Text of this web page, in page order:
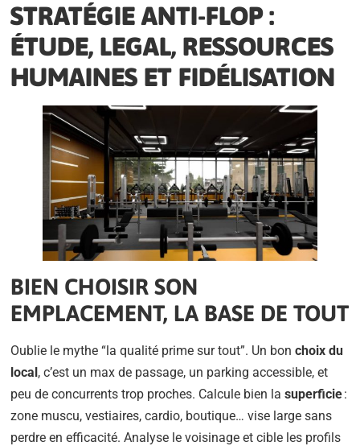
STRATÉGIE ANTI-FLOP :
ÉTUDE, LEGAL, RESSOURCES
HUMAINES ET FIDÉLISATION
BIEN CHOISIR SON
EMPLACEMENT, LA BASE DE TOUT
Oublie le mythe “la qualité prime sur tout”. Un bonchoix du
local, c’est un max de passage, un parking accessible, et
peu de concurrents trop proches. Calcule bien lasuperficie:
zone muscu, vestiaires, cardio, boutique… vise large sans
perdre en efficacité. Analyse le voisinage et cible les profils